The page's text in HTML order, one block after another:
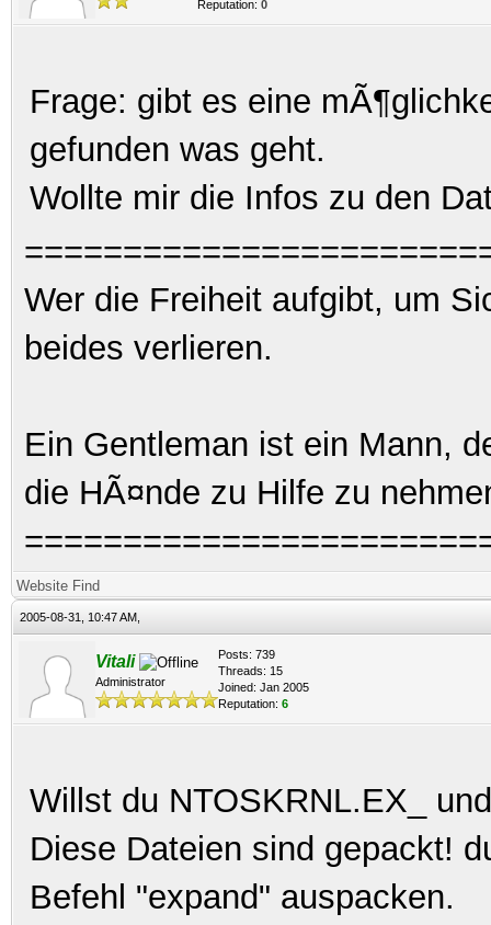
Reputation: 0
Frage: gibt es eine
gefunden was geht.
Wollte mir die Infos zu den
Wer die Freiheit aufgibt, um
beides verlieren.
Ein Gentleman ist ein Mann,
die HÃ¤nde zu Hilfe zu
Website Find
2005-08-31, 10:47 AM,
Vitali
Administrator
Posts: 739
Threads: 15
Joined: Jan 2005
Reputation: 6
Willst du NTOSKRNL.EX_
Diese Dateien sind gepackt!
Befehl "expand" auspacken.